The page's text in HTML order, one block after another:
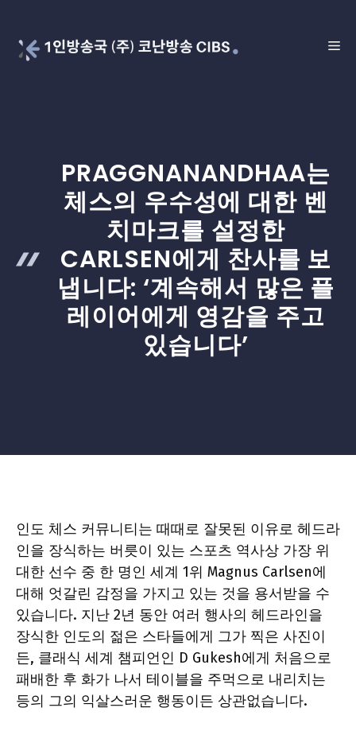
content
PRAGGNANANDHAA는
체스의 우수성에 대한 벤
치마크를 설정한
CARLSEN에게 찬사를 보
냅니다: ‘계속해서 많은 플
레이어에게 영감을 주고
있습니다’
인도 체스 커뮤니티는 때때로 잘못된 이유로 헤드라
인을 장식하는 버릇이 있는 스포츠 역사상 가장 위
대한 선수 중 한 명인 세계 1위 Magnus Carlsen에
대해 엇갈린 감정을 가지고 있는 것을 용서받을 수
있습니다. 지난 2년 동안 여러 행사의 헤드라인을
장식한 인도의 젊은 스타들에게 그가 찍은 사진이
든, 클래식 세계 챔피언인 D Gukesh에게 처음으로
패배한 후 화가 나서 테이블을 주먹으로 내리치는
등의 그의 익살스러운 행동이든 상관없습니다.